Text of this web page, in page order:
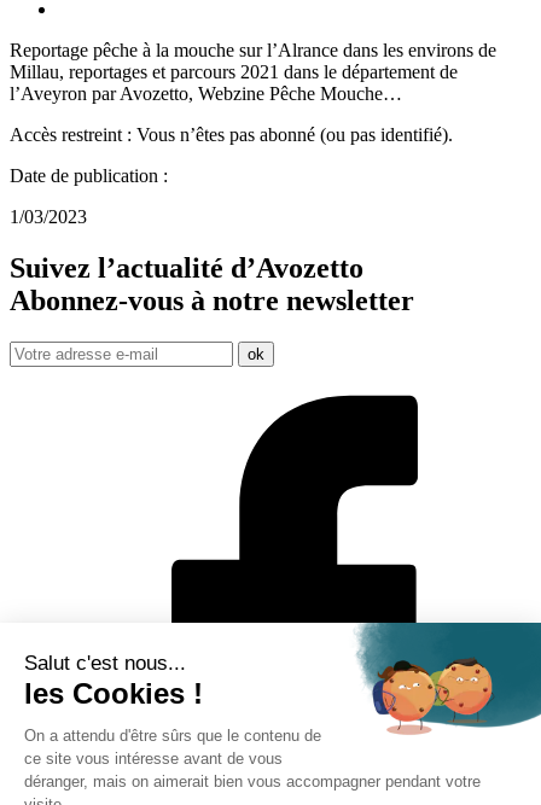
Reportage pêche à la mouche sur l’Alrance dans les environs de
Millau, reportages et parcours 2021 dans le département de
l’Aveyron par Avozetto, Webzine Pêche Mouche…
Accès restreint : Vous n’êtes pas abonné (ou pas identifié).
Date de publication :
1/03/2023
Suivez l’actualité d’Avozetto
Abonnez-vous à notre newsletter